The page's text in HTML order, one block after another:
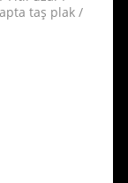
taş plak /